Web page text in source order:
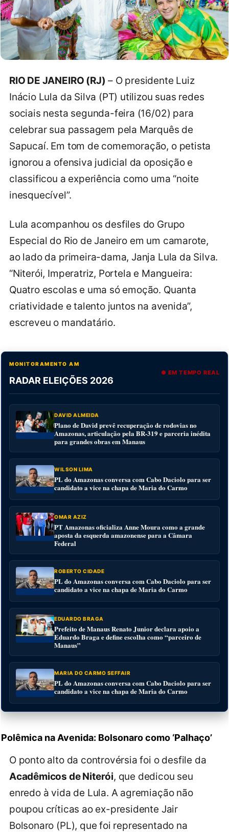
RIO DE JANEIRO (RJ) – O presidente Luiz
Inácio Lula da Silva (PT) utilizou suas redes
sociais nesta segunda-feira (16/02) para
celebrar sua passagem pela Marquês de
Sapucaí. Em tom de comemoração, o petista
ignorou a ofensiva judicial da oposição e
classificou a experiência como uma “noite
inesquecível”.
Lula acompanhou os desfiles do Grupo
Especial do Rio de Janeiro em um camarote,
ao lado da primeira-dama, Janja Lula da Silva.
“Niterói, Imperatriz, Portela e Mangueira:
Quatro escolas e uma só emoção. Quanta
criatividade e talento juntos na avenida”,
escreveu o mandatário.
MONITORAMENTO AM
RADAR ELEIÇÕES 2026
● EM TEMPO REAL
DAVID ALMEIDA
Plano de David prevê recuperação de rodovias no
Amazonas, articulação pela BR-319 e parceria inédita
para grandes obras em Manaus
WILSON LIMA
PL do Amazonas conversa com Cabo Daciolo para ser
candidato a vice na chapa de Maria do Carmo
OMAR AZIZ
PT Amazonas oficializa Anne Moura como a grande
aposta da esquerda amazonense para a Câmara
Federal
ROBERTO CIDADE
PL do Amazonas conversa com Cabo Daciolo para ser
candidato a vice na chapa de Maria do Carmo
EDUARDO BRAGA
Prefeito de Manaus Renato Junior declara apoio a
Eduardo Braga e define escolha como “parceiro de
Manaus”
MARIA DO CARMO SEFFAIR
PL do Amazonas conversa com Cabo Daciolo para ser
candidato a vice na chapa de Maria do Carmo
Polêmica na Avenida: Bolsonaro como ‘Palhaço’
O ponto alto da controvérsia foi o desfile da
Acadêmicos de Niterói, que dedicou seu
enredo à vida de Lula. A agremiação não
poupou críticas ao ex-presidente Jair
Bolsonaro (PL), que foi representado na